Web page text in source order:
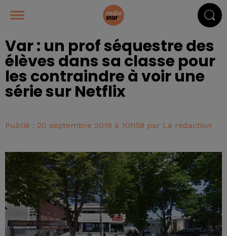
Var : un prof séquestre des
élèves dans sa classe pour
les contraindre à voir une
série sur Netflix
Publié : 20 septembre 2019 à 10h58 par La rédaction